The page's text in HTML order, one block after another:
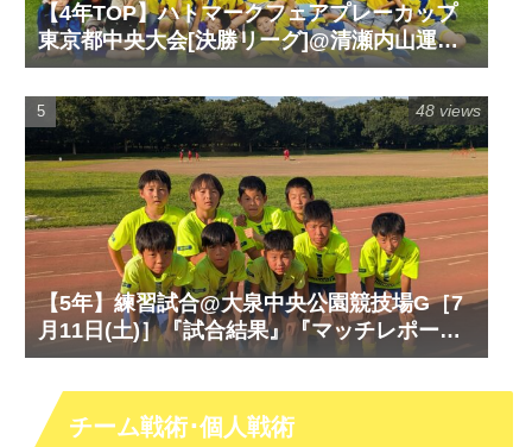
【4年TOP】ハトマークフェアプレーカップ
東京都中央大会[決勝リーグ]@清瀬内山運動
公園サッカー場G［6月14日(日)］『試合結
果』『マッチレポート』『試合動画』
【5年】練習試合@大泉中央公園競技場G［7
月11日(土)］『試合結果』『マッチレポー
ト』『試合動画』
48 views
チーム戦術･個人戦術